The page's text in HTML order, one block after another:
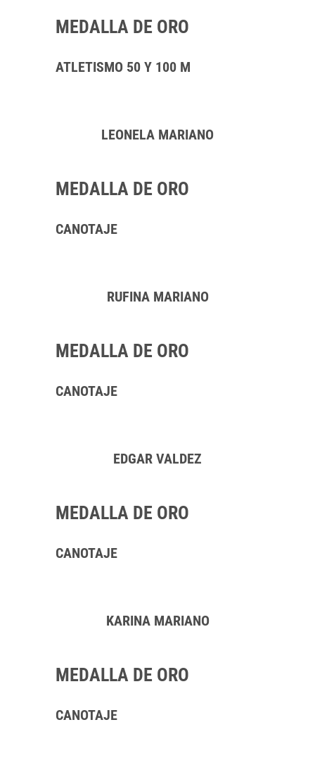
MEDALLA DE ORO
ATLETISMO 50 Y 100 M
LEONELA MARIANO
MEDALLA DE ORO
CANOTAJE
RUFINA MARIANO
MEDALLA DE ORO
CANOTAJE
EDGAR VALDEZ
MEDALLA DE ORO
CANOTAJE
KARINA MARIANO
MEDALLA DE ORO
CANOTAJE